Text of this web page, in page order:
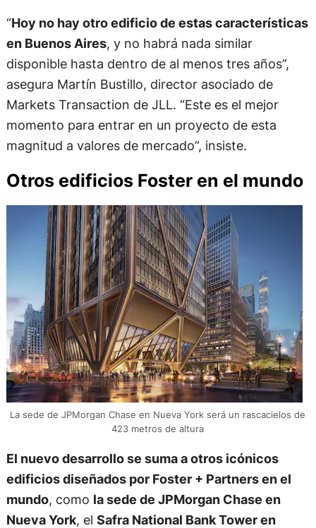
“Hoy no hay otro edificio de estas características
en Buenos Aires, y no habrá nada similar
disponible hasta dentro de al menos tres años”,
asegura Martín Bustillo, director asociado de
Markets Transaction de JLL. “Este es el mejor
momento para entrar en un proyecto de esta
magnitud a valores de mercado”, insiste.
Otros edificios Foster en el mundo
La sede de JPMorgan Chase en Nueva York será un rascacielos de
423 metros de altura
El nuevo desarrollo se suma a otros icónicos
edificios diseñados por Foster + Partners en el
mundo, como la sede de JPMorgan Chase en
Nueva York, el Safra National Bank Tower en